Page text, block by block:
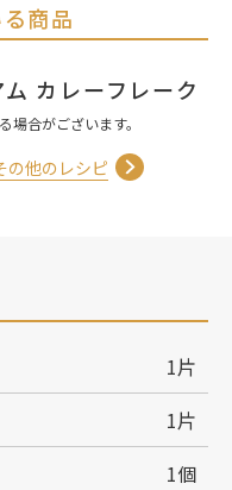
商品
カレーフレーク
合がございます。
の他のレシピ
1片
1片
1個